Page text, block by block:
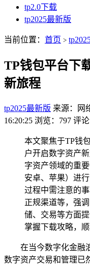
tp2.0下载
tp2025最新版
当前位置： 首页 >
TP钱包平台下
新旅程
tp2025最新版 来源：网
16:20:25 浏览：797 评
本文聚焦于TP钱
户开启数字资产
字资产领域的重
安卓、苹果）进
过程中需注意的
正规渠道等，强
储、交易等方面
掌握下载攻略，
在当今数字化金融
数字资产交易和管理已